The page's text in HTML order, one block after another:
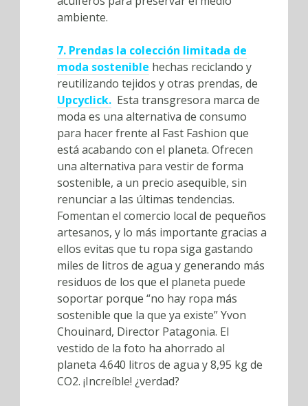
ambiente.
7. Prendas la colección limitada de
moda sostenible hechas reciclando y
reutilizando tejidos y otras prendas, de
Upcyclick. Esta transgresora marca de
moda es una alternativa de consumo
para hacer frente al Fast Fashion que
está acabando con el planeta. Ofrecen
una alternativa para vestir de forma
sostenible, a un precio asequible, sin
renunciar a las últimas tendencias.
Fomentan el comercio local de pequeños
artesanos, y lo más importante gracias a
ellos evitas que tu ropa siga gastando
miles de litros de agua y generando más
residuos de los que el planeta puede
soportar porque “no hay ropa más
sostenible que la que ya existe” Yvon
Chouinard, Director Patagonia. El
vestido de la foto ha ahorrado al
planeta 4.640 litros de agua y 8,95 kg de
CO2. ¡Increíble! ¿verdad?